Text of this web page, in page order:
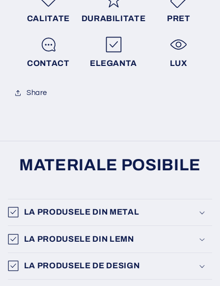
CALITATE DURABILITATE PRET
CONTACT ELEGANTA LUX
Share
MATERIALE POSIBILE
LA PRODUSELE DIN METAL
LA PRODUSELE DIN LEMN
LA PRODUSELE DE DESIGN